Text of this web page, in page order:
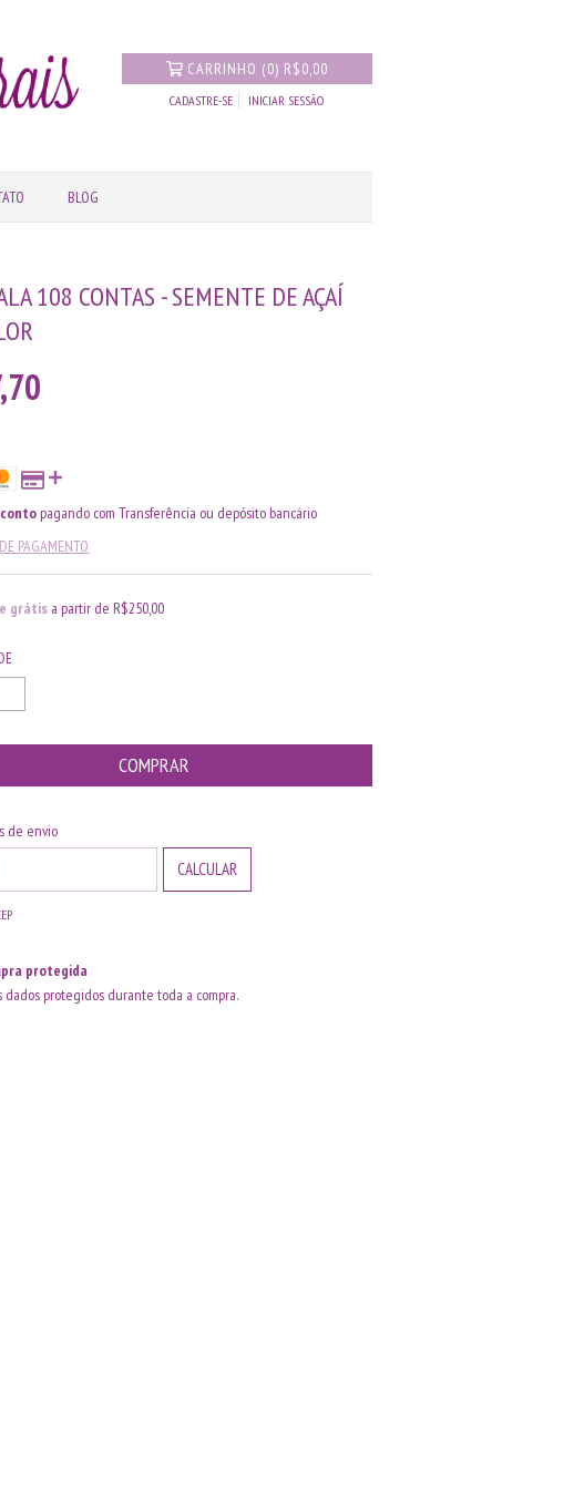
CARRINHO (0) R$0,00
CADASTRE-SE INICIAR SESSÃO
BLOG
108 CONTAS - SEMENTE DE AÇAÍ
pagando com Transferência ou depósito bancário
PAGAMENTO
grátis a partir de R$250,00
o CEP:
de envio
CALCULAR
protegida
dados protegidos durante toda a compra.